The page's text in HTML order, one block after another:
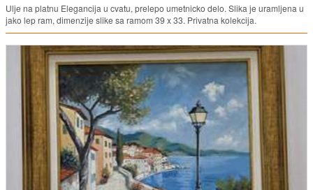
Ulje na platnu Elegancija u cvatu, prelepo umetnicko delo. Slika je uramljena u
jako lep ram, dimenzije slike sa ramom 39 x 33. Privatna kolekcija.